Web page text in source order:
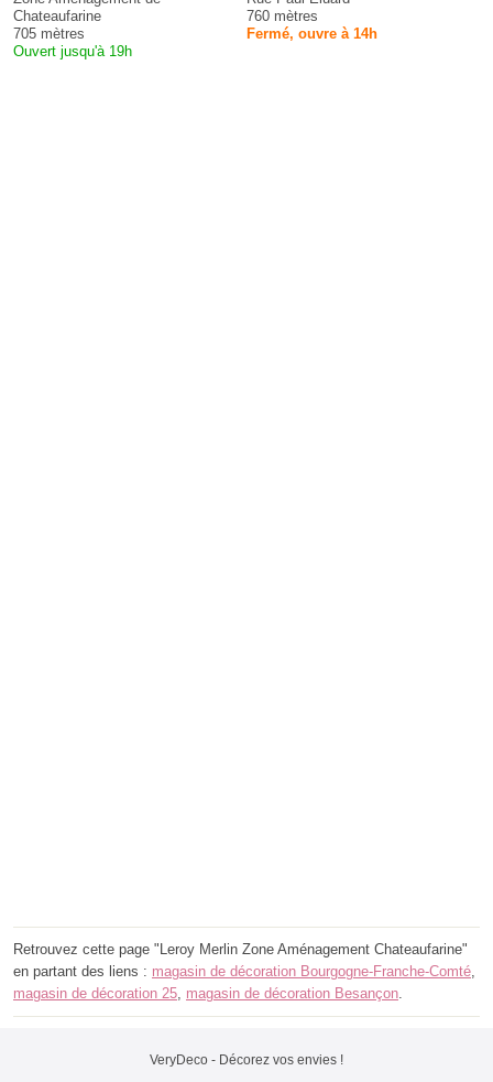
Chateaufarine
705 mètres
Ouvert jusqu'à 19h
760 mètres
Fermé, ouvre à 14h
Retrouvez cette page "Leroy Merlin Zone Aménagement Chateaufarine"
en partant des liens : magasin de décoration Bourgogne-Franche-Comté,
magasin de décoration 25, magasin de décoration Besançon.
VeryDeco - Décorez vos envies !